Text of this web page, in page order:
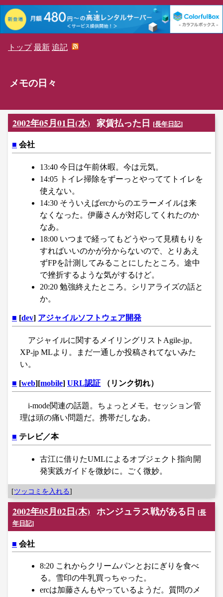
トップ 最新 追記
メモの日々
2002年05月01日(水) 家賃払った日 [長年日記]
■ 会社
13:40 今日は午前休暇。今は元気。
14:05 トイレ掃除をずーっとやっててトイレを
使えない。
14:30 そういえばercからのエラーメイルは来
なくなった。伊藤さんが対応してくれたのか
なあ。
18:00 いつまで経ってもどうやって見積もりを
すればいいのかが分からないので、とりあえ
ずFPを計測してみることにしたところ。途中
で挫折するような気がするけど。
20:20 勉強終えたところ。シリアライズの話と
か。
■ [dev] アジャイルソフトウェア開発
アジャイルに関するメイリングリストAgile-jp。
XP-jp MLより。まだ一通しか投稿されてないみた
い。
■ [web][mobile] URL認証 （リンク切れ）
i-mode関連の話題。ちょっとメモ。セッション管
理は頭の痛い問題だ。携帯だしなあ。
■ テレビ／本
古江に借りたUMLによるオブジェクト指向開
発実践ガイドを微妙に。ごく微妙。
[ツッコミを入れる]
2002年05月02日(木) ホンジュラス戦がある日 [長
年日記]
■ 会社
8:20 これからクリームパンとおにぎりを食べ
る。雪印の牛乳買っちゃった。
ercは加藤さんもやっているようだ。質問のメ